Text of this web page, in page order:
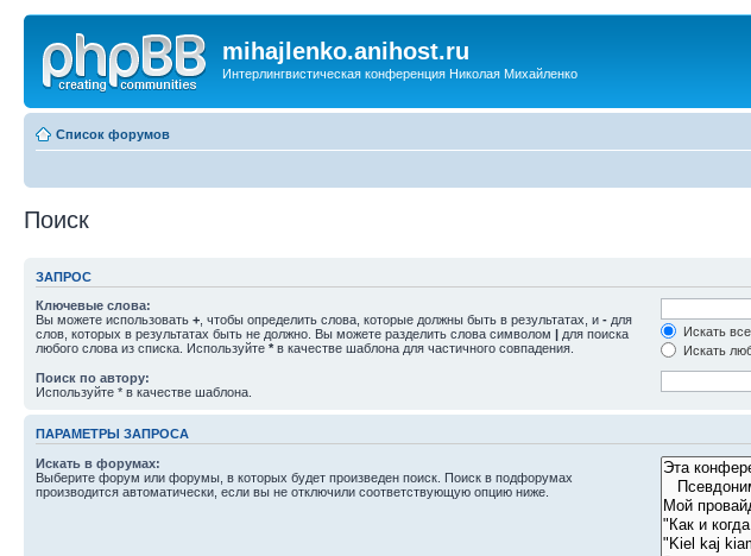
mihajlenko.anihost.ru
Интерлингвистическая конференция Николая Михайленко
Список форумов
Поиск
ЗАПРОС
Ключевые слова:
Вы можете использовать + , чтобы определить слова, которые должны быть в результатах, и - для
слов, которых в результатах быть не должно. Вы можете разделить слова символом | для поиска
любого слова из списка. Используйте * в качестве шаблона для частичного совпадения.
Искать
Искать
Поиск по автору:
Используйте * в качестве шаблона.
ПАРАМЕТРЫ ЗАПРОСА
Искать в форумах:
Выберите форум или форумы, в которых будет произведен поиск. Поиск в подфорумах
производится автоматически, если вы не отключили соответствующую опцию ниже.